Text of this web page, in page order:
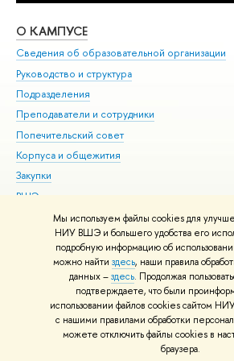
Мы используем файлы cookies для
НИУ ВШЭ и большего удобства его
подробную информацию об
можно найти здесь, наши правила
данных –здесь. Продолжая
подтверждаете, что были
использовании файлов cookies сайтом
с нашими правилами обработки
можете отключить файлы cookies в
браузера.
О КАМПУСЕ
Сведения об образовательной организации
Руководство и структура
Подразделения
Преподаватели и сотрудники
Попечительский совет
Корпуса и общежития
Закупки
ВШЭ для студентов с ограниченными
здоровья и инвалидностью
Версия для слабовидящих
Единая платежная страница
© НИУ ВШЭ 1993–2026 Адреса и контакты
материалов Политика конфиденциальности
Шрифты HSE Sans и HSE Slab разработаны в